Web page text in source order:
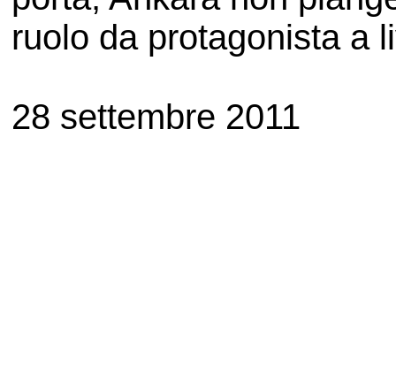
ruolo da protagonista a
28 settembre 2011